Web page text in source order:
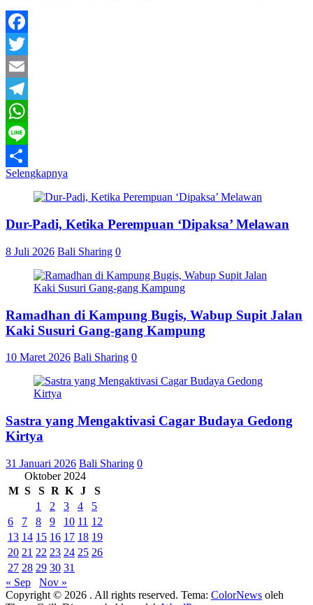
Facebook
Twitter
Email
Telegram
WhatsApp
Line
Share
Selengkapnya
Dur-Padi, Ketika Perempuan ‘Dipaksa’ Melawan
8 Juli 2026 Bali Sharing 0
Ramadhan di Kampung Bugis, Wabup Supit Jalan
Kaki Susuri Gang-gang Kampung
10 Maret 2026 Bali Sharing 0
Sastra yang Mengaktivasi Cagar Budaya Gedong
Kirtya
31 Januari 2026 Bali Sharing 0
Oktober 2024
M S S R K J
S
1
2 3 4
5
6
7 8 9 10 11 12
13 14 15 16 17 18 19
20 21 22 23 24 25 26
27 28 29 30 31
« Sep
Nov »
Copyright © 2026 . All rights reserved. Tema: ColorNews oleh